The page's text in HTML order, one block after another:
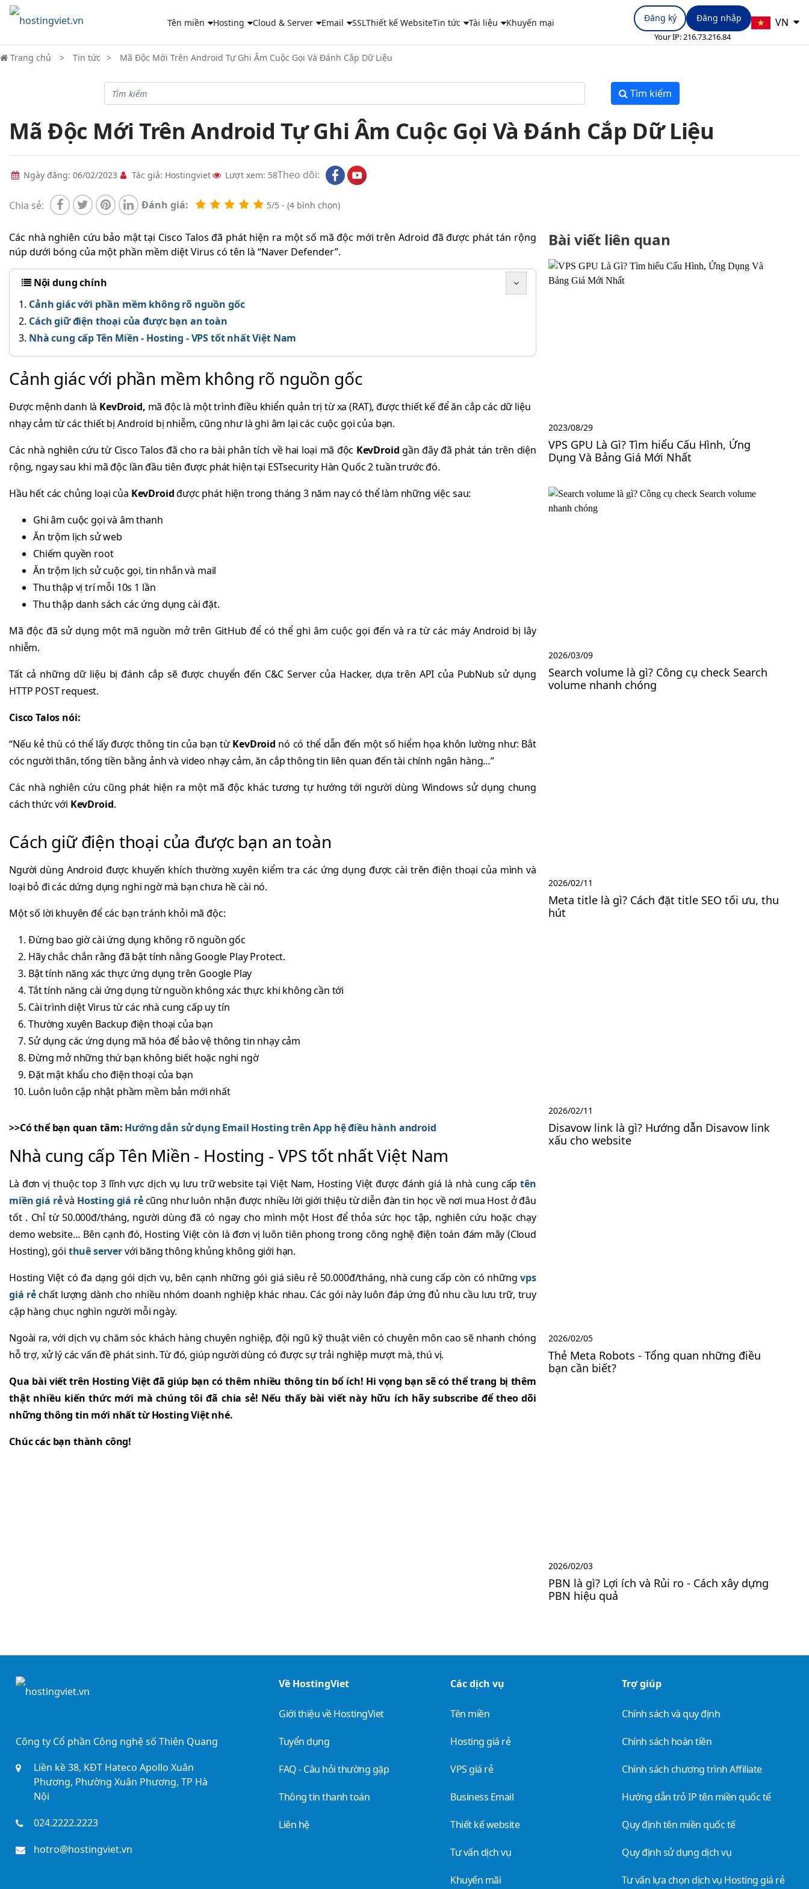
Tên miền Hosting Cloud & Server Email SSLThiết kế WebsiteTin tức Tài liệu Khuyến mại Đăng ký Đăng nhập
Your IP: 216.73.216.84
VN
Trang chủ Tin tức Mã Độc Mới Trên Android Tự Ghi Âm Cuộc Gọi Và Đánh Cắp Dữ Liệu
Tìm kiếm
Mã Độc Mới Trên Android Tự Ghi Âm Cuộc Gọi Và Đánh Cắp Dữ Liệu
Ngày đăng: 06/02/2023 Tác giả: Hostingviet Lượt xem: 58Theo dõi:
Chia sẻ: Đánh giá: 5/5 - (4 bình chọn)
Các nhà nghiên cứu bảo mật tại Cisco Talos đã phát hiện ra một số mã độc mới trên Adroid đã được phát tán rộng
núp dưới bóng của một phần mềm diệt Virus có tên là “Naver Defender”.
Nội dung chính
Cảnh giác với phần mềm không rõ nguồn gốc
Cách giữ điện thoại của được bạn an toàn
Nhà cung cấp Tên Miền - Hosting - VPS tốt nhất Việt Nam
Cảnh giác với phần mềm không rõ nguồn gốc
Được mệnh danh là KevDroid, mã độc là một trình điều khiển quản trị từ xa (RAT), được thiết kế để ăn cắp các dữ liệu
nhạy cảm từ các thiết bị Android bị nhiễm, cũng như là ghi âm lại các cuộc gọi của bạn.
Các nhà nghiên cứu từ Cisco Talos đã cho ra bài phân tích về hai loại mã độc KevDroid gần đây đã phát tán trên diện
rộng, ngay sau khi mã độc lần đầu tiên được phát hiện tại ESTsecurity Hàn Quốc 2 tuần trước đó.
Hầu hết các chủng loại của KevDroidđược phát hiện trong tháng 3 năm nay có thể làm những việc sau:
Ghi âm cuộc gọi và âm thanh
Ăn trộm lịch sử web
Chiếm quyền root
Ăn trộm lịch sử cuộc gọi, tin nhắn và mail
Thu thập vị trí mỗi 10s 1 lần
Thu thập danh sách các ứng dụng cài đặt.
Mã độc đã sử dụng một mã nguồn mở trên GitHub để có thể ghi âm cuộc gọi đến và ra từ các máy Android bị lây
nhiễm.
Tất cả những dữ liệu bị đánh cắp sẽ được chuyển đến C&C Server của Hacker, dựa trên API của PubNub sử dụng
HTTP POST request.
Cisco Talos nói:
“Nếu kẻ thù có thể lấy được thông tin của bạn từKevDroid nó có thể dẫn đến một số hiểm họa khôn lường như: Bắt
cóc người thân, tống tiền bằng ảnh và video nhạy cảm, ăn cắp thông tin liên quan đến tài chính ngân hàng…”
Các nhà nghiên cứu cũng phát hiện ra một mã độc khác tương tự hướng tới người dùng Windows sử dụng chung
cách thức với KevDroid.
Cách giữ điện thoại của được bạn an toàn
Người dùng Android được khuyến khích thường xuyên kiểm tra các ứng dụng được cài trên điện thoại của mình và
loại bỏ đi các dứng dụng nghi ngờ mà bạn chưa hề cài nó.
Một số lời khuyên để các bạn tránh khỏi mã độc:
Đừng bao giờ cài ứng dụng không rõ nguồn gốc
Hãy chắc chắn rằng đã bật tính nằng Google Play Protect.
Bật tính năng xác thực ứng dụng trên Google Play
Tắt tính năng cài ứng dụng từ nguồn không xác thực khi không cần tới
Cài trình diệt Virus từ các nhà cung cấp uy tín
Thường xuyên Backup điện thoại của bạn
Sử dụng các ứng dụng mã hóa để bảo vệ thông tin nhạy cảm
Đừng mở những thứ bạn không biết hoặc nghi ngờ
Đặt mật khẩu cho điện thoại của bạn
Luôn luôn cập nhật phầm mềm bản mới nhất
>>Có thể bạn quan tâm: Hướng dẫn sử dụng Email Hosting trên App hệ điều hành android
Nhà cung cấp Tên Miền - Hosting - VPS tốt nhất Việt Nam
Là đơn vị thuộc top 3 lĩnh vực dịch vụ lưu trữ website tại Việt Nam, Hosting Việt được đánh giá là nhà cung cấptên
miền giá rẻvà Hosting giá rẻcũng như luôn nhận được nhiều lời giới thiệu từ diễn đàn tin học về nơi mua Host ở đâu
tốt . Chỉ từ 50.000đ/tháng, người dùng đã có ngay cho mình một Host để thỏa sức học tập, nghiên cứu hoặc chạy
demo website… Bên cạnh đó, Hosting Việt còn là đơn vị luôn tiên phong trong công nghệ điện toán đám mây (Cloud
Hosting), gói thuê servervới băng thông khủng không giới hạn.
Hosting Việt có đa dạng gói dịch vụ, bên cạnh những gói giá siêu rẻ 50.000đ/tháng, nhà cung cấp còn có nhữngvps
giá rẻchất lượng dành cho nhiều nhóm doanh nghiệp khác nhau. Các gói này luôn đáp ứng đủ nhu cầu lưu trữ, truy
cập hàng chục nghìn người mỗi ngày.
Ngoài ra, với dịch vụ chăm sóc khách hàng chuyên nghiệp, đội ngũ kỹ thuật viên có chuyên môn cao sẽ nhanh chóng
hỗ trợ, xử lý các vấn đề phát sinh. Từ đó, giúp người dùng có được sự trải nghiệp mượt mà, thú vị.
Qua bài viết trên Hosting Việt đã giúp bạn có thêm nhiều thông tin bổ ích! Hi vọng bạn sẽ có thể trang bị thêm
thật nhiều kiến thức mới mà chúng tôi đã chia sẻ! Nếu thấy bài viết này hữu ích hãy subscribe để theo dõi
những thông tin mới nhất từ Hosting Việt nhé.
Chúc các bạn thành công!
Bài viết liên quan
2023/08/29
VPS GPU Là Gì? Tìm hiểu Cấu Hình, Ứng
Dụng Và Bảng Giá Mới Nhất
2026/03/09
Search volume là gì? Công cụ check Search
volume nhanh chóng
2026/02/11
Meta title là gì? Cách đặt title SEO tối ưu, thu
hút
2026/02/11
Disavow link là gì? Hướng dẫn Disavow link
xấu cho website
2026/02/05
Thẻ Meta Robots - Tổng quan những điều
bạn cần biết?
2026/02/03
PBN là gì? Lợi ích và Rủi ro - Cách xây dựng
PBN hiệu quả
Công ty Cổ phần Công nghệ số Thiên Quang
Liền kề 38, KĐT Hateco Apollo Xuân
Phương, Phường Xuân Phương, TP Hà
Nội
024.2222.2223
hotro@hostingviet.vn
Về HostingViet
Giới thiệu về HostingViet
Tuyển dụng
FAQ - Câu hỏi thường gặp
Thông tin thanh toán
Liên hệ
Các dịch vụ
Tên miền
Hosting giá rẻ
VPS giá rẻ
Business Email
Thiết kế website
Tư vấn dịch vụ
Khuyến mãi
Trợ giúp
Chính sách và quy định
Chính sách hoàn tiền
Chính sách chương trình Affiliate
Hướng dẫn trỏ IP tên miền quốc tế
Quy định tên miền quốc tế
Quy định sử dụng dịch vụ
Tư vấn lựa chọn dịch vụ Hosting giá rẻ